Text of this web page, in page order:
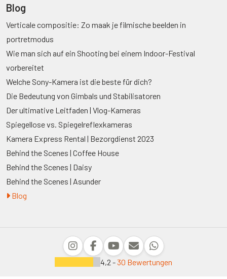
Blog
Verticale compositie: Zo maak je filmische beelden in
portretmodus
Wie man sich auf ein Shooting bei einem Indoor-Festival
vorbereitet
Welche Sony-Kamera ist die beste für dich?
Die Bedeutung von Gimbals und Stabilisatoren
Der ultimative Leitfaden | Vlog-Kameras
Spiegellose vs. Spiegelreflexkameras
Kamera Express Rental | Bezorgdienst 2023
Behind the Scenes | Coffee House
Behind the Scenes | Daisy
Behind the Scenes | Asunder
Blog
4,2 -30 Bewertungen